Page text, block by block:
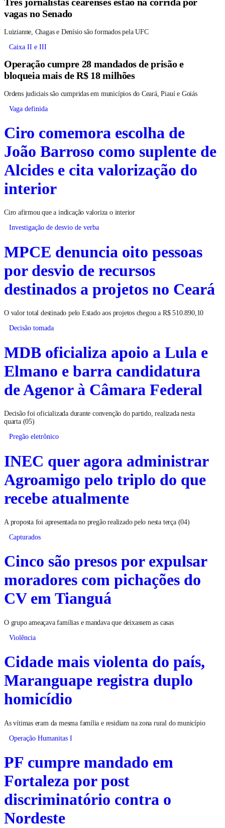
vagas no Senado
Luizianne, Chagas e Denísio são formados pela UFC
Caixa II e III
Operação cumpre 28 mandados de prisão e
bloqueia mais de R$ 18 milhões
Ordens judiciais são cumpridas em municípios do Ceará, Piauí e Goiás
Vaga definida
Ciro comemora escolha de
João Barroso como suplente de
Alcides e cita valorização do
interior
Ciro afirmou que a indicação valoriza o interior
Investigação de desvio de verba
MPCE denuncia oito pessoas
por desvio de recursos
destinados a projetos no Ceará
O valor total destinado pelo Estado aos projetos chegou a R$ 510.890,10
Decisão tomada
MDB oficializa apoio a Lula e
Elmano e barra candidatura
de Agenor à Câmara Federal
Decisão foi oficializada durante convenção do partido, realizada nesta
quarta (05)
Pregão eletrônico
INEC quer agora administrar
Agroamigo pelo triplo do que
recebe atualmente
A proposta foi apresentada no pregão realizado pelo nesta terça (04)
Capturados
Cinco são presos por expulsar
moradores com pichações do
CV em Tianguá
O grupo ameaçava famílias e mandava que deixassem as casas
Violência
Cidade mais violenta do país,
Maranguape registra duplo
homicídio
As vítimas eram da mesma família e residiam na zona rural do município
Operação Humanitas I
PF cumpre mandado em
Fortaleza por post
discriminatório contra o
Nordeste